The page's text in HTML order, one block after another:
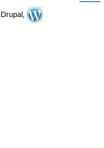
Drupal,